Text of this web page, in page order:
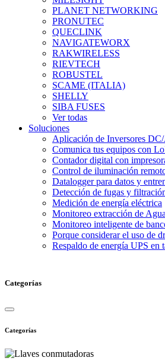
PLANET NETWORKING
PRONUTEC
QUECLINK
NAVIGATEWORX
RAKWIRELESS
RIEVTECH
ROBUSTEL
SCAME (ITALIA)
SHELLY
SIBA FUSES
Ver todas
Soluciones
Aplicación de Inversores
Comunica tus equipos con
Contador digital con
Control de iluminación
Datalogger para datos y
Detección de fugas y
Medición de energía eléctrica
Monitoreo extracción de
Monitoreo inteligente de
Porque considerar el uso de
Respaldo de energía UPS en
Categorías
Categorías